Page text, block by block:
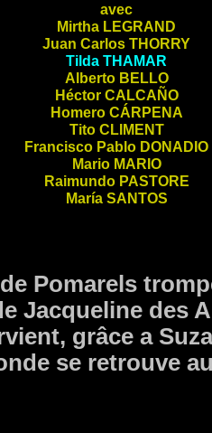
avec
Mirtha LEGRAND
Juan Carlos THORRY
Tilda THAMAR
Alberto BELLO
Héctor CALCAÑO
Homero CÁRPENA
Tito CLIMENT
Francisco Pablo DONADIO
Mario MARIO
Raimundo PASTORE
María SANTOS
Pomarels
Jacqueline des
grâce a
se retrouve